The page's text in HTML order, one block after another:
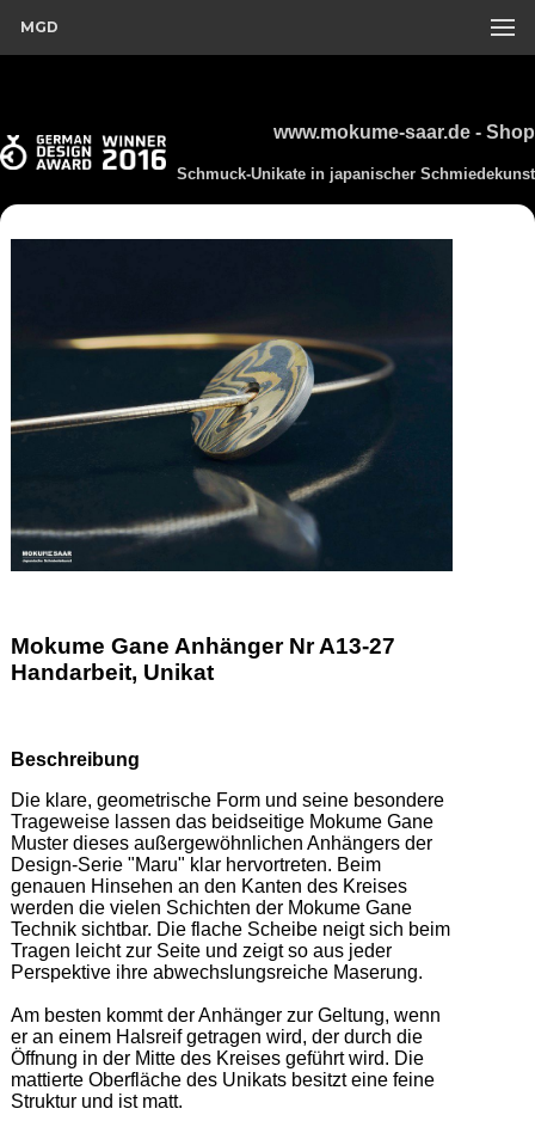
MGD
www.mokume-saar.de - Shop
Schmuck-Unikate in japanischer Schmiedekunst
Mokume Gane Anhänger Nr A13-27
Handarbeit, Unikat
Beschreibung
Die klare, geometrische Form und seine besondere
Trageweise lassen das beidseitige Mokume Gane
Muster dieses außergewöhnlichen Anhängers der
Design-Serie "Maru" klar hervortreten. Beim
genauen Hinsehen an den Kanten des Kreises
werden die vielen Schichten der Mokume Gane
Technik sichtbar. Die flache Scheibe neigt sich beim
Tragen leicht zur Seite und zeigt so aus jeder
Perspektive ihre abwechslungsreiche Maserung.
Am besten kommt der Anhänger zur Geltung, wenn
er an einem Halsreif getragen wird, der durch die
Öffnung in der Mitte des Kreises geführt wird. Die
mattierte Oberfläche des Unikats besitzt eine feine
Struktur und ist matt.